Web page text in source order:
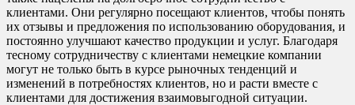
клиентами. Они регулярно посещают клиентов, чтобы понять
их отзывы и предложения по использованию оборудования, и
постоянно улучшают качество продукции и услуг. Благодаря
тесному сотрудничеству с клиентами немецкие компании
могут не только быть в курсе рыночных тенденций и
изменений в потребностях клиентов, но и расти вместе с
клиентами для достижения взаимовыгодной ситуации.